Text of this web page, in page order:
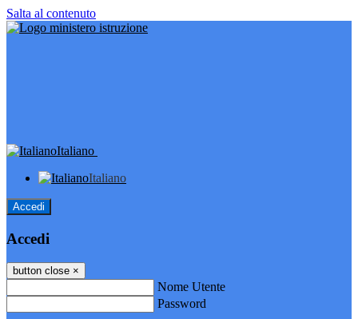
Salta al contenuto
Italiano
Italiano
Accedi
Accedi
button close ×
Nome Utente
Password